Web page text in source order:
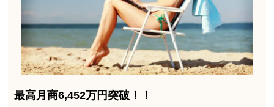
最高月商6,452万円突破！！